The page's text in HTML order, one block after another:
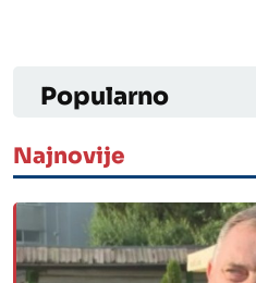
Popularno
Najnovije